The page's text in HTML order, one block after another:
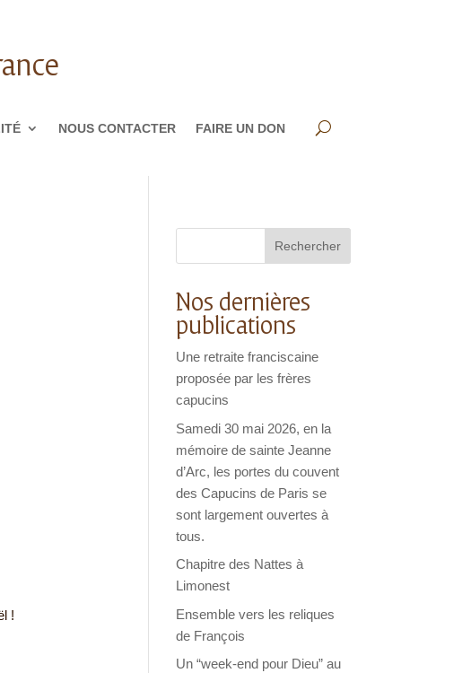
NOUS CONTACTER FAIRE UN DON
!
Rechercher
Nos dernières
publications
Une retraite franciscaine
proposée par les frères
capucins
Samedi 30 mai 2026, en la
mémoire de sainte Jeanne
d’Arc, les portes du couvent
des Capucins de Paris se
sont largement ouvertes à
tous.
Chapitre des Nattes à
Limonest
Ensemble vers les reliques
de François
Un “week-end pour Dieu” au